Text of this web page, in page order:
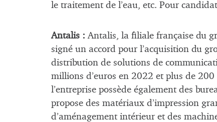
le traitement de l’eau, etc. Pour
Antalis : Antalis, la filiale française du
signé un accord pour l’acquisition du
distribution de solutions de
millions d’euros en 2022 et plus de
l’entreprise possède également des
propose des matériaux d’impression
d’aménagement intérieur et des